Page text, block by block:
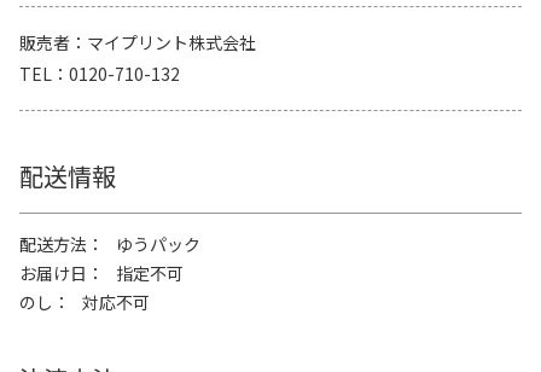
販売者
マイプリント株式会社
TEL
0120-710-132
配送情報
配送方法
ゆうパック
お届け日
指定不可
のし
対応不可